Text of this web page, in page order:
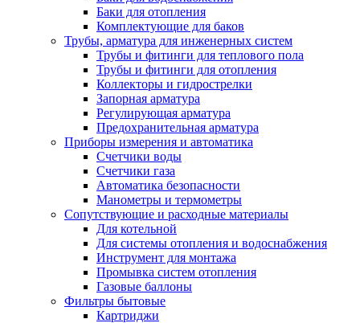
Баки для отопления
Комплектующие для баков
Трубы, арматура для инженерных систем
Трубы и фитинги для теплового пола
Трубы и фитинги для отопления
Коллекторы и гидрострелки
Запорная арматура
Регулирующая арматура
Предохранительная арматура
Приборы измерения и автоматика
Счетчики воды
Счетчики газа
Автоматика безопасности
Манометры и термометры
Сопутствующие и расходные материалы
Для котельной
Для системы отопления и водоснабжения
Инструмент для монтажа
Промывка систем отопления
Газовые баллоны
Фильтры бытовые
Картриджи